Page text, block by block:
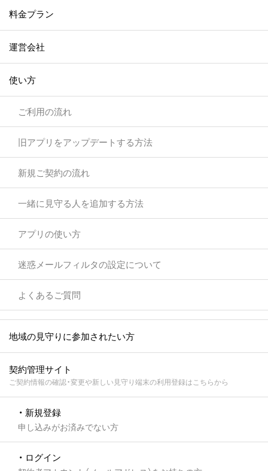
料金プラン
運営会社
使い方
ご利用の流れ
旧アプリをアップデートする方法
新規ご契約の流れ
一緒に見守る人を追加する方法
アプリの使い方
迷惑メールフィルタの設定について
よくあるご質問
地域の見守りに参加されたい方
契約管理サイト
ご契約情報の確認・変更や新しい見守り端末の利用登録はこちらから
・ 新規登録
申し込みがお済みでない方
・ ログイン